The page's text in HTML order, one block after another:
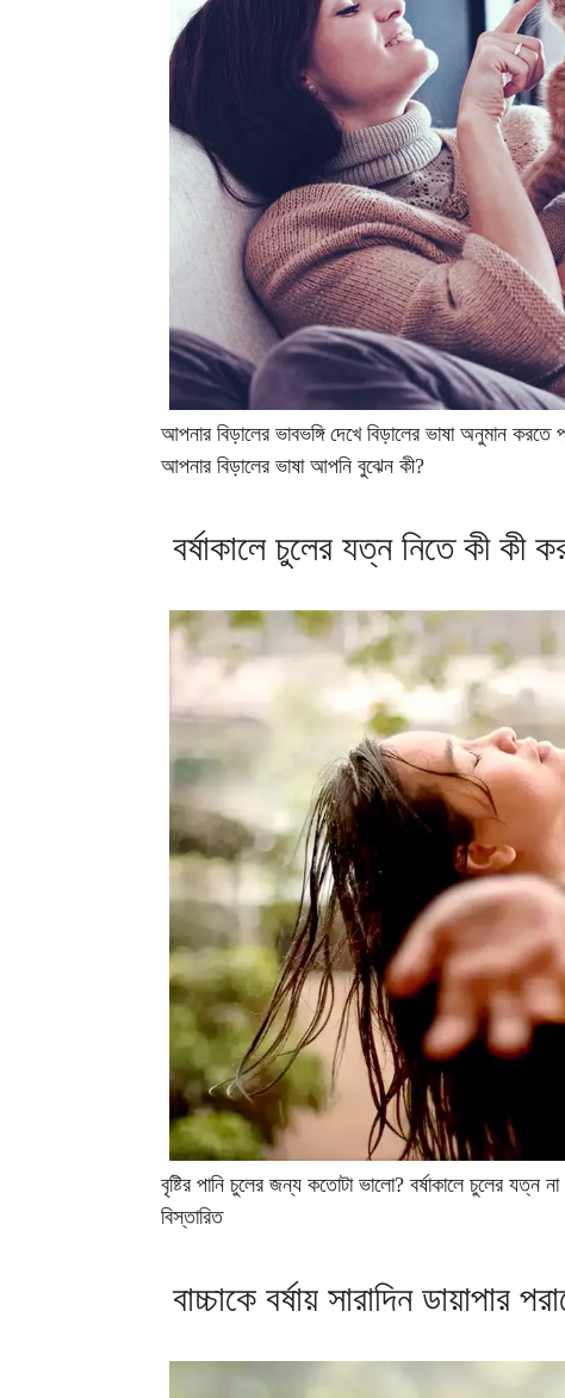
আপনার বিড়ালের ভাবভঙ্গি দেখে বিড়ালের ভাষা অনুমান
আপনার বিড়ালের ভাষা আপনি বুঝেন কী?
বর্ষাকালে চুলের যত্ন নিতে কী কী
বৃষ্টির পানি চুলের জন্য কতোটা ভালো? বর্ষাকালে চুলের যত্ন
বিস্তারিত
বাচ্চাকে বর্ষায় সারাদিন ডায়াপার